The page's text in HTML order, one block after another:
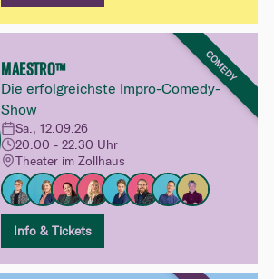
COMEDY
MAESTRO™
Die erfolgreichste Impro-Comedy-
Show
Sa., 12.09.26
20:00 - 22:30 Uhr
Theater im Zollhaus
Info & Tickets